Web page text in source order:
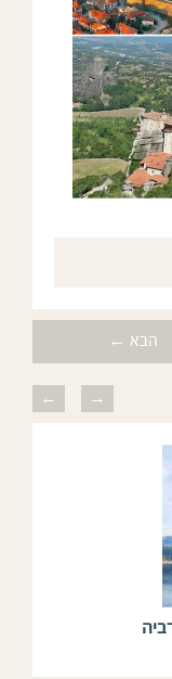
הבא ←
previous next